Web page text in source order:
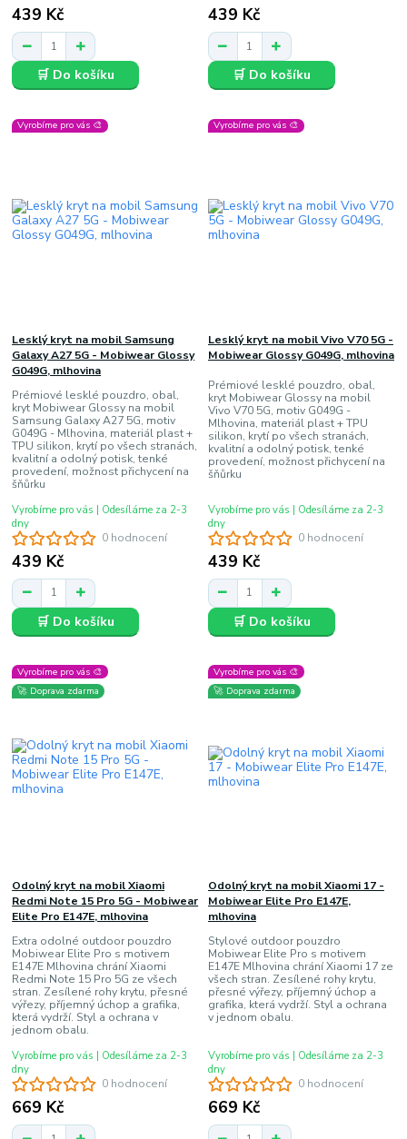
439 Kč
🛒 Do košíku
439 Kč
🛒 Do košíku
Vyrobíme pro vás 🎨
0 hodnocení
Lesklý kryt na mobil Samsung
Galaxy A27 5G - Mobiwear Glossy
G049G, mlhovina
Prémiové lesklé pouzdro, obal,
kryt Mobiwear Glossy na mobil
Samsung Galaxy A27 5G, motiv
G049G - Mlhovina, materiál plast +
TPU silikon, krytí po všech stranách,
kvalitní a odolný potisk, tenké
provedení, možnost přichycení na
šňůrku
439 Kč
Vyrobíme pro vás | Odesíláme za 2-3
dny
🛒 Do košíku
Vyrobíme pro vás 🎨
0 hodnocení
Lesklý kryt na mobil Vivo V70 5G -
Mobiwear Glossy G049G, mlhovina
Prémiové lesklé pouzdro, obal,
kryt Mobiwear Glossy na mobil
Vivo V70 5G, motiv G049G -
Mlhovina, materiál plast + TPU
silikon, krytí po všech stranách,
kvalitní a odolný potisk, tenké
provedení, možnost přichycení na
šňůrku
439 Kč
Vyrobíme pro vás | Odesíláme za 2-3
dny
🛒 Do košíku
Vyrobíme pro vás 🎨
🚀 Doprava zdarma
0 hodnocení
Odolný kryt na mobil Xiaomi
Redmi Note 15 Pro 5G - Mobiwear
Elite Pro E147E, mlhovina
Extra odolné outdoor pouzdro
Mobiwear Elite Pro s motivem
E147E Mlhovina chrání Xiaomi
Redmi Note 15 Pro 5G ze všech
stran. Zesílené rohy krytu, přesné
výřezy, příjemný úchop a grafika,
která vydrží. Styl a ochrana v
jednom obalu.
669 Kč
Vyrobíme pro vás | Odesíláme za 2-3
dny
Vyrobíme pro vás 🎨
🚀 Doprava zdarma
0 hodnocení
Odolný kryt na mobil Xiaomi 17 -
Mobiwear Elite Pro E147E,
mlhovina
Stylové outdoor pouzdro
Mobiwear Elite Pro s motivem
E147E Mlhovina chrání Xiaomi 17 ze
všech stran. Zesílené rohy krytu,
přesné výřezy, příjemný úchop a
grafika, která vydrží. Styl a ochrana
v jednom obalu.
669 Kč
Vyrobíme pro vás | Odesíláme za 2-3
dny